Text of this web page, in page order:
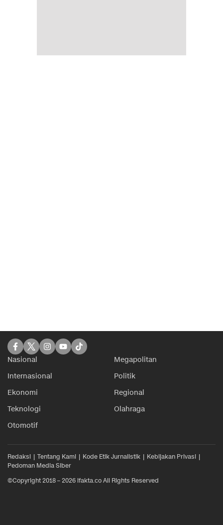
Nasional
Megapolitan
Internasional
Politik
Ekonomi
Regional
Teknologi
Olahraga
Otomotif
Redaksi Tentang Kami Kode Etik Jurnalistik
Kebijakan Privasi
Pedoman Media Siber
©Copyright 2018 – 2026 ifakta.co All Rights Reserved